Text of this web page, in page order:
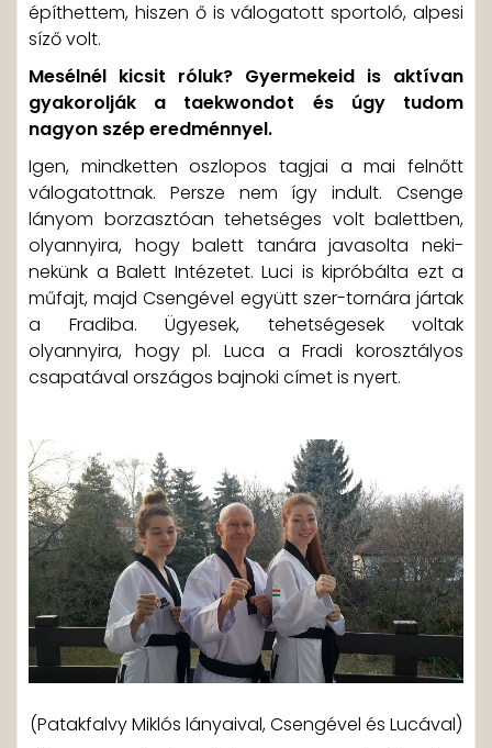
építhettem, hiszen ő is válogatott sportoló, alpesi
síző volt.
Mesélnél kicsit róluk? Gyermekeid is aktívan
gyakorolják a taekwondot és úgy tudom
nagyon szép eredménnyel.
Igen, mindketten oszlopos tagjai a mai felnőtt
válogatottnak. Persze nem így indult. Csenge
lányom borzasztóan tehetséges volt balettben,
olyannyira, hogy balett tanára javasolta neki-
nekünk a Balett Intézetet. Luci is kipróbálta ezt a
műfajt, majd Csengével együtt szer-tornára jártak
a Fradiba. Ügyesek, tehetségesek voltak
olyannyira, hogy pl. Luca a Fradi korosztályos
csapatával országos bajnoki címet is nyert.
(Patakfalvy Miklós lányaival, Csengével és Lucával)